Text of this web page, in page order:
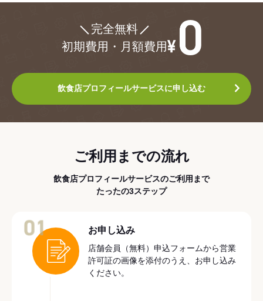
完全無料
初期費用・月額費用
飲食店プロフィールサービスに申し込む
ご利用までの流れ
飲食店プロフィールサービスのご利用まで
たったの3ステップ
お申し込み
店舗会員（無料）申込フォームから営業
許可証の画像を添付のうえ、お申し込み
ください。